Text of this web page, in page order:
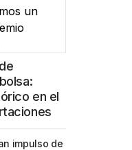
en el
impulso de